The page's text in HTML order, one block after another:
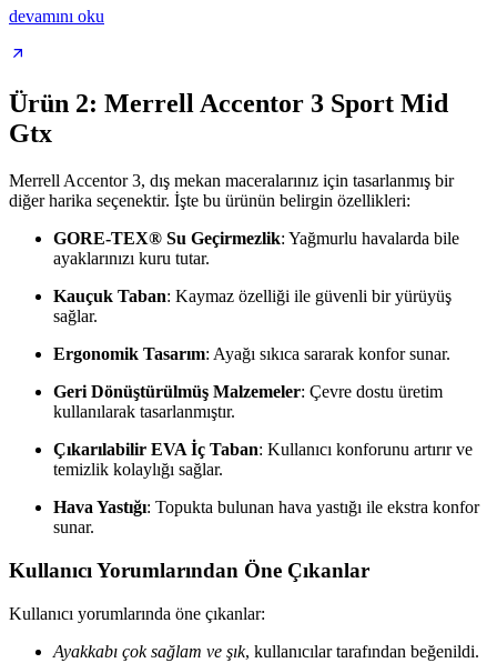
devamını oku
Ürün 2: Merrell Accentor 3 Sport Mid
Gtx
Merrell Accentor 3, dış mekan maceralarınız için tasarlanmış bir
diğer harika seçenektir. İşte bu ürünün belirgin özellikleri:
GORE-TEX® Su Geçirmezlik: Yağmurlu havalarda bile
ayaklarınızı kuru tutar.
Kauçuk Taban: Kaymaz özelliği ile güvenli bir yürüyüş
sağlar.
Ergonomik Tasarım: Ayağı sıkıca sararak konfor sunar.
Geri Dönüştürülmüş Malzemeler: Çevre dostu üretim
kullanılarak tasarlanmıştır.
Çıkarılabilir EVA İç Taban: Kullanıcı konforunu artırır ve
temizlik kolaylığı sağlar.
Hava Yastığı: Topukta bulunan hava yastığı ile ekstra konfor
sunar.
Kullanıcı Yorumlarından Öne Çıkanlar
Kullanıcı yorumlarında öne çıkanlar:
Ayakkabı çok sağlam ve şık, kullanıcılar tarafından beğenildi.